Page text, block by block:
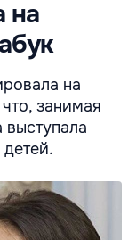
на
на
занимая
выступала